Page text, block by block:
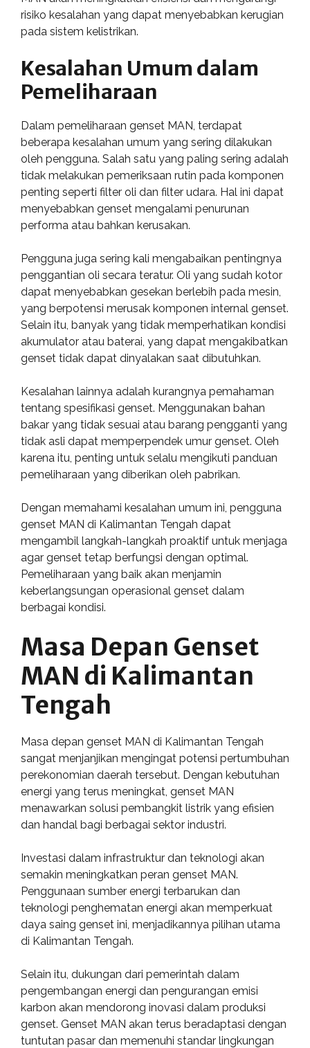
risiko kesalahan yang dapat menyebabkan kerugian
pada sistem kelistrikan.
Kesalahan Umum dalam
Pemeliharaan
Dalam pemeliharaan genset MAN, terdapat
beberapa kesalahan umum yang sering dilakukan
oleh pengguna. Salah satu yang paling sering adalah
tidak melakukan pemeriksaan rutin pada komponen
penting seperti filter oli dan filter udara. Hal ini dapat
menyebabkan genset mengalami penurunan
performa atau bahkan kerusakan.
Pengguna juga sering kali mengabaikan pentingnya
penggantian oli secara teratur. Oli yang sudah kotor
dapat menyebabkan gesekan berlebih pada mesin,
yang berpotensi merusak komponen internal genset.
Selain itu, banyak yang tidak memperhatikan kondisi
akumulator atau baterai, yang dapat mengakibatkan
genset tidak dapat dinyalakan saat dibutuhkan.
Kesalahan lainnya adalah kurangnya pemahaman
tentang spesifikasi genset. Menggunakan bahan
bakar yang tidak sesuai atau barang pengganti yang
tidak asli dapat memperpendek umur genset. Oleh
karena itu, penting untuk selalu mengikuti panduan
pemeliharaan yang diberikan oleh pabrikan.
Dengan memahami kesalahan umum ini, pengguna
genset MAN di Kalimantan Tengah dapat
mengambil langkah-langkah proaktif untuk menjaga
agar genset tetap berfungsi dengan optimal.
Pemeliharaan yang baik akan menjamin
keberlangsungan operasional genset dalam
berbagai kondisi.
Masa Depan Genset
MAN di Kalimantan
Tengah
Masa depan genset MAN di Kalimantan Tengah
sangat menjanjikan mengingat potensi pertumbuhan
perekonomian daerah tersebut. Dengan kebutuhan
energi yang terus meningkat, genset MAN
menawarkan solusi pembangkit listrik yang efisien
dan handal bagi berbagai sektor industri.
Investasi dalam infrastruktur dan teknologi akan
semakin meningkatkan peran genset MAN.
Penggunaan sumber energi terbarukan dan
teknologi penghematan energi akan memperkuat
daya saing genset ini, menjadikannya pilihan utama
di Kalimantan Tengah.
Selain itu, dukungan dari pemerintah dalam
pengembangan energi dan pengurangan emisi
karbon akan mendorong inovasi dalam produksi
genset. Genset MAN akan terus beradaptasi dengan
tuntutan pasar dan memenuhi standar lingkungan